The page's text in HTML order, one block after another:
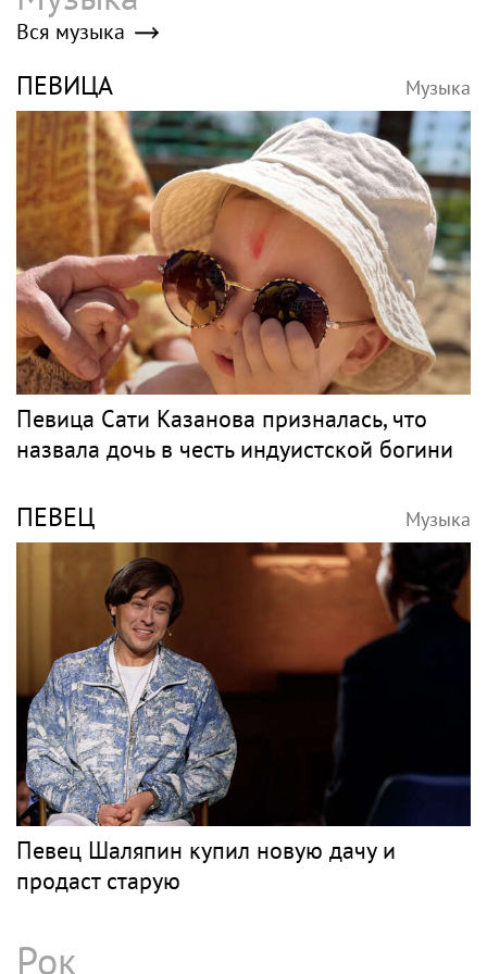
Вся музыка
ПЕВИЦА Музыка
Певица Сати Казанова призналась, что
назвала дочь в честь индуистской богини
ПЕВЕЦ Музыка
Певец Шаляпин купил новую дачу и
продаст старую
Рок